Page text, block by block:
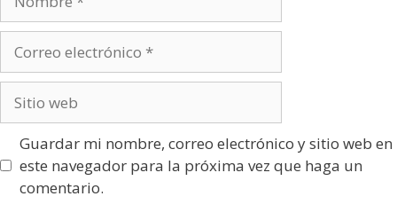
electrónico
web
Guardar mi nombre, correo electrónico y sitio web en
este navegador para la próxima vez que haga un
comentario.